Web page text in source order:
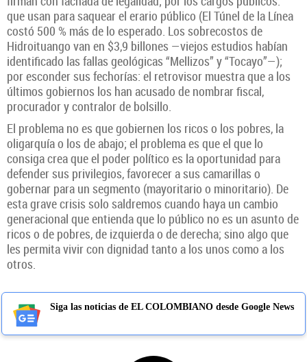
que usan para saquear el erario público (El Túnel de la Línea
costó 500 % más de lo esperado. Los sobrecostos de
Hidroituango van en $3,9 billones —viejos estudios habían
identificado las fallas geológicas “Mellizos” y “Tocayo”—);
por esconder sus fechorías: el retrovisor muestra que a los
últimos gobiernos los han acusado de nombrar fiscal,
procurador y contralor de bolsillo.
El problema no es que gobiernen los ricos o los pobres, la
oligarquía o los de abajo; el problema es que el que lo
consiga crea que el poder político es la oportunidad para
defender sus privilegios, favorecer a sus camarillas o
gobernar para un segmento (mayoritario o minoritario). De
esta grave crisis solo saldremos cuando haya un cambio
generacional que entienda que lo público no es un asunto de
ricos o de pobres, de izquierda o de derecha; sino algo que
les permita vivir con dignidad tanto a los unos como a los
otros.
Siga las noticias de EL COLOMBIANO desde Google News